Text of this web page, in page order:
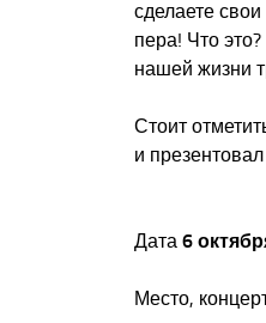
сделаете
пера! Что
нашей жизни
Стоит
и
Дата 6
Место,